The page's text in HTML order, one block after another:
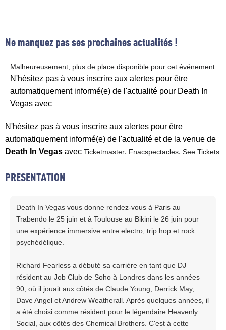
Ne manquez pas ses prochaines actualités !
Malheureusement, plus de place disponible pour cet événement
N'hésitez pas à vous inscrire aux alertes pour être
automatiquement informé(e) de l'actualité pour Death In
Vegas avec
N'hésitez pas à vous inscrire aux alertes pour être
automatiquement informé(e) de l'actualité et de la venue de
Death In Vegas avec Ticketmaster, Fnacspectacles, See Tickets
PRESENTATION
Death In Vegas vous donne rendez-vous à Paris au
Trabendo le 25 juin et à Toulouse au Bikini le 26 juin pour
une expérience immersive entre electro, trip hop et rock
psychédélique.
Richard Fearless a débuté sa carrière en tant que DJ
résident au Job Club de Soho à Londres dans les années
90, où il jouait aux côtés de Claude Young, Derrick May,
Dave Angel et Andrew Weatherall. Après quelques années, il
a été choisi comme résident pour le légendaire Heavenly
Social, aux côtés des Chemical Brothers. C'est à cette